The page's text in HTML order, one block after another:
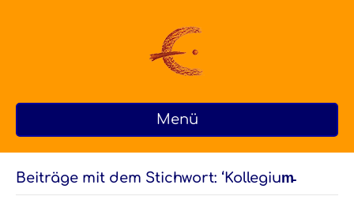
Menü
Beiträge mit dem Stichwort: ‘Kollegium̵